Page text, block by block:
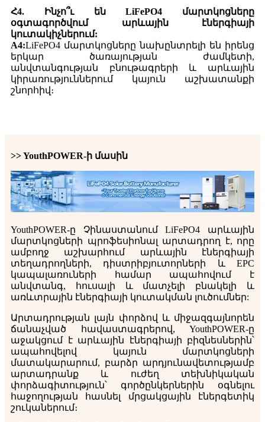
Հ4. Ինչո՞ւ են LiFePO4 մարտկոցները
օգտագործվում արևային էներգիայի
կուտակիչներում:
A4:LiFePO4 մարտկոցները նախընտրելի են իրենց
երկար ծառայության ժամկետի,
անվտանգության բնութագրերի և արևային
կիրառություններում կայուն աշխատանքի
շնորհիվ։
>> YouthPOWER-ի մասին
YouthPOWER-ը Չինաստանում LiFePO4 արևային
մարտկոցների պրոֆեսիոնալ արտադրող է, որը
ամբողջ աշխարհում արևային էներգիայի
տեղադրողների, դիստրիբյուտորների և EPC
կապալառուների համար ապահովում է
անվտանգ, հուսալի և մատչելի բնակելի և
առևտրային էներգիայի կուտակման լուծումներ:
Արտադրության լայն փորձով և միջազգայնորեն
ճանաչված հավաստագրերով, YouthPOWER-ը
աջակցում է արևային էներգիայի բիզնեսներին՝
ապահովելով կայուն մարտկոցների
մատակարարում, բարձր արդյունավետությամբ
արտադրանք և ուժեղ տեխնիկական
փորձագիտություն՝ գործընկերներին օգնելու
հաջողության հասնել մրցակցային էներգետիկ
շուկաներում։